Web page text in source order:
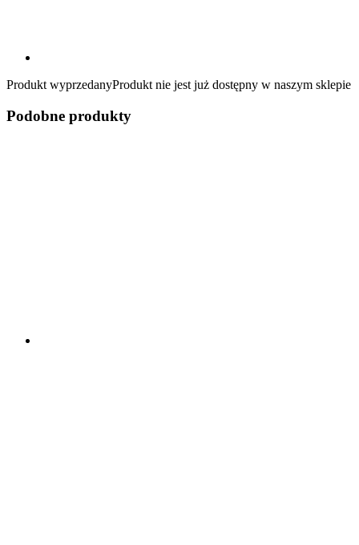
Produkt wyprzedanyProdukt nie jest już dostępny w naszym sklepie
Podobne produkty